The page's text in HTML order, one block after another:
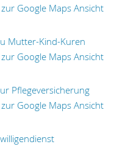
Google Maps Ansicht
Mutter-Kind-Kuren
Google Maps Ansicht
Pflegeversicherung
Google Maps Ansicht